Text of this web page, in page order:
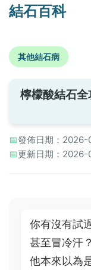
結石百科
其他結石病
檸檬酸結石
📅發佈日期：
📅更新日期：
你有沒有試
甚至冒冷汗
他本來以為